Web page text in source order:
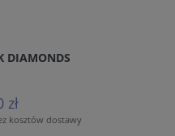
DIAMONDS
zł
kosztów dostawy